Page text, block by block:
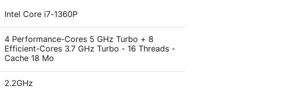
Intel Core i7-1360P
4 Performance-Cores 5 GHz Turbo + 8
Efficient-Cores 3.7 GHz Turbo - 16 Threads -
Cache 18 Mo
2.2GHz